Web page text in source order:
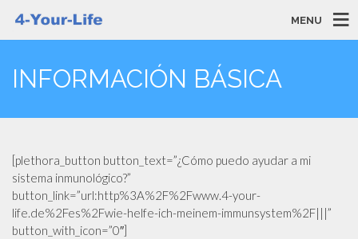
MENU
INFORMACIÓN BÁSICA
[plethora_button button_text=”¿Cómo puedo ayudar a mi
sistema inmunológico?”
button_link=”url:http%3A%2F%2Fwww.4-your-
life.de%2Fes%2Fwie-helfe-ich-meinem-immunsystem%2F|||”
button_with_icon=”0″]